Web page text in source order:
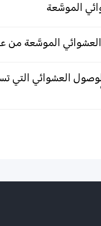
الموسَّعة
الموسَّعة من
العشوائي التي